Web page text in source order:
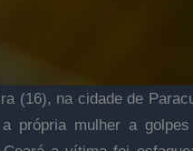
(16), na cidade de
própria mulher a